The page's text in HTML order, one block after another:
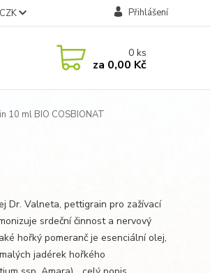
CZK Přihlášení
0ks
za 0,00 Kč
10 ml BIO COSBIONAT
Dr. Valneta, pettigrain pro zažívací
srdeční činnost a nervový
hořký pomeranč je esenciální olej,
jadérek hořkého